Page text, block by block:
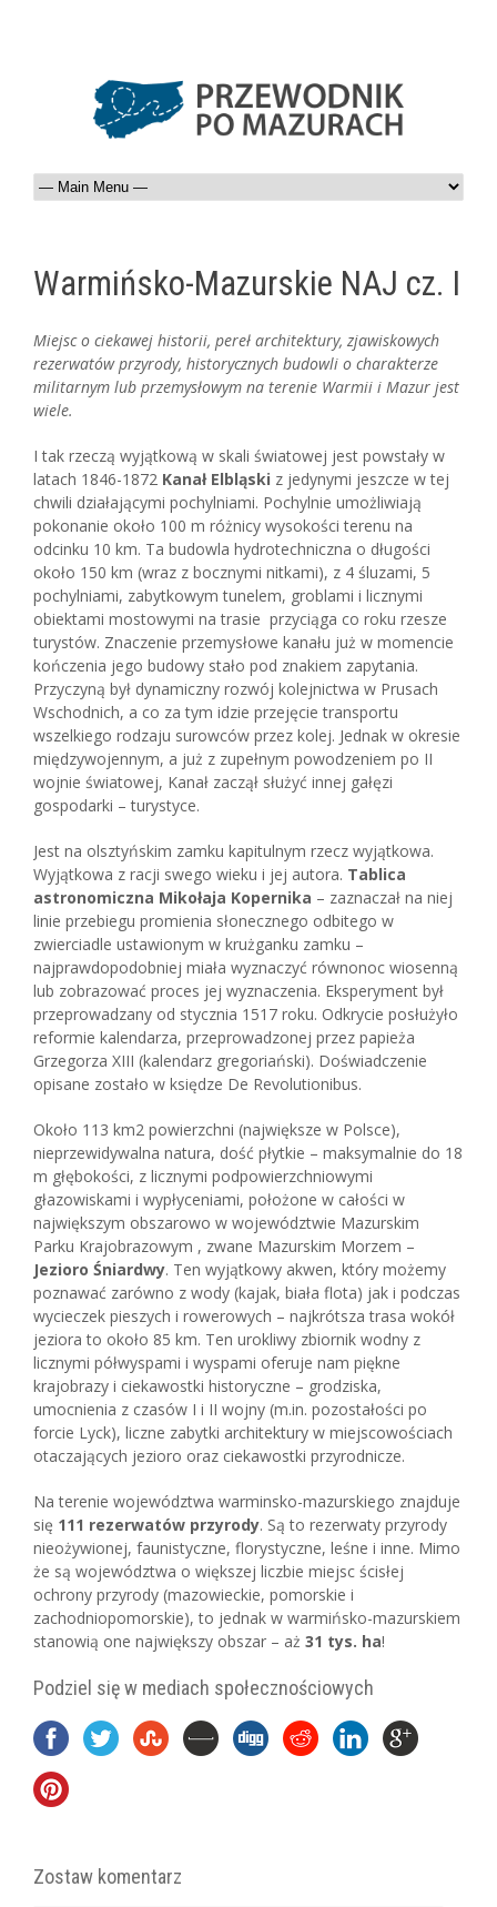
Warmińsko-Mazurskie NAJ cz. I
Miejsc o ciekawej historii, pereł architektury, zjawiskowych
rezerwatów przyrody, historycznych budowli o charakterze
militarnym lub przemysłowym na terenie Warmii i Mazur jest
wiele.
I tak rzeczą wyjątkową w skali światowej jest powstały w
latach 1846-1872 Kanał Elbląski z jedynymi jeszcze w tej
chwili działającymi pochylniami. Pochylnie umożliwiają
pokonanie około 100 m różnicy wysokości terenu na
odcinku 10 km. Ta budowla hydrotechniczna o długości
około 150 km (wraz z bocznymi nitkami), z 4 śluzami, 5
pochylniami, zabytkowym tunelem, groblami i licznymi
obiektami mostowymi na trasie przyciąga co roku rzesze
turystów. Znaczenie przemysłowe kanału już w momencie
kończenia jego budowy stało pod znakiem zapytania.
Przyczyną był dynamiczny rozwój kolejnictwa w Prusach
Wschodnich, a co za tym idzie przejęcie transportu
wszelkiego rodzaju surowców przez kolej. Jednak w okresie
międzywojennym, a już z zupełnym powodzeniem po II
wojnie światowej, Kanał zaczął służyć innej gałęzi
gospodarki – turystyce.
Jest na olsztyńskim zamku kapitulnym rzecz wyjątkowa.
Wyjątkowa z racji swego wieku i jej autora. Tablica
astronomiczna Mikołaja Kopernika – zaznaczał na niej
linie przebiegu promienia słonecznego odbitego w
zwierciadle ustawionym w krużganku zamku –
najprawdopodobniej miała wyznaczyć równonoc wiosenną
lub zobrazować proces jej wyznaczenia. Eksperyment był
przeprowadzany od stycznia 1517 roku. Odkrycie posłużyło
reformie kalendarza, przeprowadzonej przez papieża
Grzegorza XIII (kalendarz gregoriański). Doświadczenie
opisane zostało w księdze De Revolutionibus.
Około 113 km2 powierzchni (największe w Polsce),
nieprzewidywalna natura, dość płytkie – maksymalnie do 18
m głębokości, z licznymi podpowierzchniowymi
głazowiskami i wypłyceniami, położone w całości w
największym obszarowo w województwie Mazurskim
Parku Krajobrazowym , zwane Mazurskim Morzem –
Jezioro Śniardwy. Ten wyjątkowy akwen, który możemy
poznawać zarówno z wody (kajak, biała flota) jak i podczas
wycieczek pieszych i rowerowych – najkrótsza trasa wokół
jeziora to około 85 km. Ten urokliwy zbiornik wodny z
licznymi półwyspami i wyspami oferuje nam piękne
krajobrazy i ciekawostki historyczne – grodziska,
umocnienia z czasów I i II wojny (m.in. pozostałości po
forcie Lyck), liczne zabytki architektury w miejscowościach
otaczających jezioro oraz ciekawostki przyrodnicze.
Na terenie województwa warminsko-mazurskiego znajduje
się 111 rezerwatów przyrody. Są to rezerwaty przyrody
nieożywionej, faunistyczne, florystyczne, leśne i inne. Mimo
że są województwa o większej liczbie miejsc ścisłej
ochrony przyrody (mazowieckie, pomorskie i
zachodniopomorskie), to jednak w warmińsko-mazurskiem
stanowią one największy obszar – aż 31 tys. ha!
Podziel się w mediach społecznościowych
Zostaw komentarz